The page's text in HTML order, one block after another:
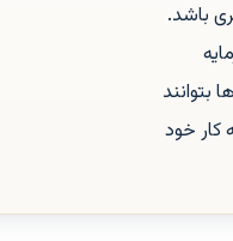
باشد.
بتوانند
کار خود